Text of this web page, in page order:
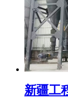
新疆工